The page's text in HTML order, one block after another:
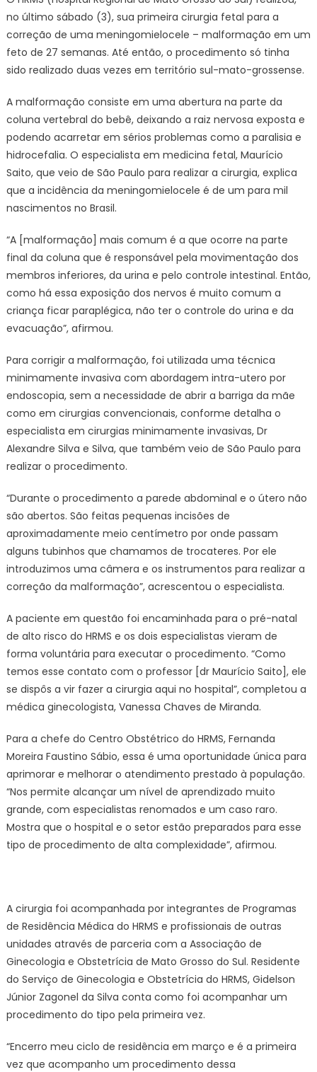
no último sábado (3), sua primeira cirurgia fetal para a
correção de uma meningomielocele – malformação em um
feto de 27 semanas. Até então, o procedimento só tinha
sido realizado duas vezes em território sul-mato-grossense.
A malformação consiste em uma abertura na parte da
coluna vertebral do bebê, deixando a raiz nervosa exposta e
podendo acarretar em sérios problemas como a paralisia e
hidrocefalia. O especialista em medicina fetal, Maurício
Saito, que veio de São Paulo para realizar a cirurgia, explica
que a incidência da meningomielocele é de um para mil
nascimentos no Brasil.
“A [malformação] mais comum é a que ocorre na parte
final da coluna que é responsável pela movimentação dos
membros inferiores, da urina e pelo controle intestinal. Então,
como há essa exposição dos nervos é muito comum a
criança ficar paraplégica, não ter o controle do urina e da
evacuação”, afirmou.
Para corrigir a malformação, foi utilizada uma técnica
minimamente invasiva com abordagem intra-utero por
endoscopia, sem a necessidade de abrir a barriga da mãe
como em cirurgias convencionais, conforme detalha o
especialista em cirurgias minimamente invasivas, Dr
Alexandre Silva e Silva, que também veio de São Paulo para
realizar o procedimento.
“Durante o procedimento a parede abdominal e o útero não
são abertos. São feitas pequenas incisões de
aproximadamente meio centímetro por onde passam
alguns tubinhos que chamamos de trocateres. Por ele
introduzimos uma câmera e os instrumentos para realizar a
correção da malformação”, acrescentou o especialista.
A paciente em questão foi encaminhada para o pré-natal
de alto risco do HRMS e os dois especialistas vieram de
forma voluntária para executar o procedimento. “Como
temos esse contato com o professor [dr Maurício Saito], ele
se dispôs a vir fazer a cirurgia aqui no hospital”, completou a
médica ginecologista, Vanessa Chaves de Miranda.
Para a chefe do Centro Obstétrico do HRMS, Fernanda
Moreira Faustino Sábio, essa é uma oportunidade única para
aprimorar e melhorar o atendimento prestado à população.
“Nos permite alcançar um nível de aprendizado muito
grande, com especialistas renomados e um caso raro.
Mostra que o hospital e o setor estão preparados para esse
tipo de procedimento de alta complexidade”, afirmou.
A cirurgia foi acompanhada por integrantes de Programas
de Residência Médica do HRMS e profissionais de outras
unidades através de parceria com a Associação de
Ginecologia e Obstetrícia de Mato Grosso do Sul. Residente
do Serviço de Ginecologia e Obstetrícia do HRMS, Gidelson
Júnior Zagonel da Silva conta como foi acompanhar um
procedimento do tipo pela primeira vez.
“Encerro meu ciclo de residência em março e é a primeira
vez que acompanho um procedimento dessa